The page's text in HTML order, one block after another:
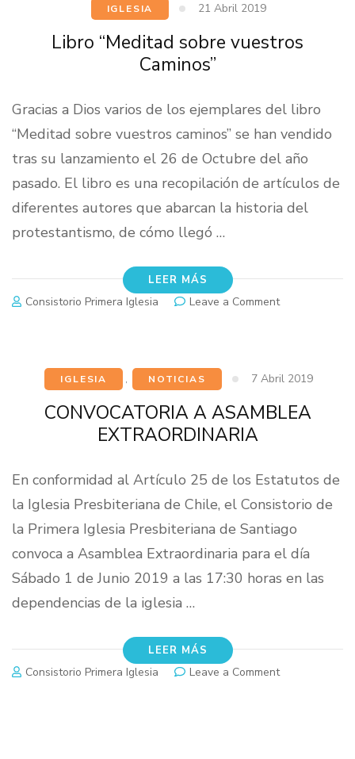
IGLESIA 21 Abril 2019
Libro “Meditad sobre vuestros
Caminos”
Gracias a Dios varios de los ejemplares del libro
“Meditad sobre vuestros caminos” se han vendido
tras su lanzamiento el 26 de Octubre del año
pasado. El libro es una recopilación de artículos de
diferentes autores que abarcan la historia del
protestantismo, de cómo llegó …
LEER MÁS
Consistorio Primera Iglesia Leave a Commenton
Caminos”
IGLESIA , NOTICIAS 7 Abril 2019
CONVOCATORIA A ASAMBLEA
EXTRAORDINARIA
En conformidad al Artículo 25 de los Estatutos de
la Iglesia Presbiteriana de Chile, el Consistorio de
la Primera Iglesia Presbiteriana de Santiago
convoca a Asamblea Extraordinaria para el día
Sábado 1 de Junio 2019 a las 17:30 horas en las
dependencias de la iglesia …
LEER MÁS
Consistorio Primera Iglesia Leave a Commenton